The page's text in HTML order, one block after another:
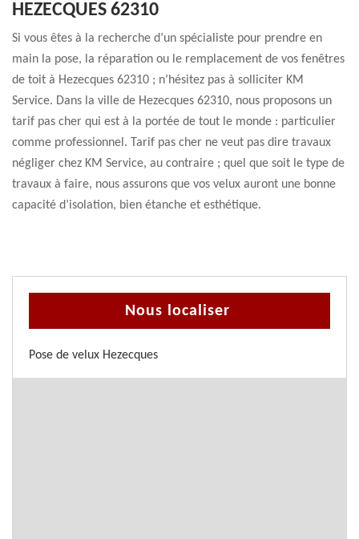
HEZECQUES 62310
Si vous êtes à la recherche d’un spécialiste pour prendre en
main la pose, la réparation ou le remplacement de vos fenêtres
de toit à Hezecques 62310 ; n’hésitez pas à solliciter KM
Service. Dans la ville de Hezecques 62310, nous proposons un
tarif pas cher qui est à la portée de tout le monde : particulier
comme professionnel. Tarif pas cher ne veut pas dire travaux
négliger chez KM Service, au contraire ; quel que soit le type de
travaux à faire, nous assurons que vos velux auront une bonne
capacité d’isolation, bien étanche et esthétique.
Nous localiser
Pose de velux Hezecques